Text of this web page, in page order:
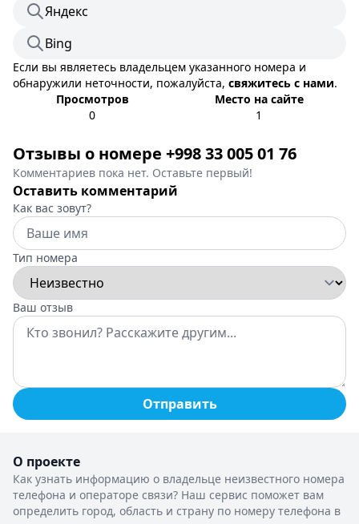
Яндекс
Bing
Если вы являетесь владельцем указанного номера и
обнаружили неточности, пожалуйста, свяжитесь с нами.
Просмотров
0
Место на сайте
1
Отзывы о номере +998 33 005 01 76
Комментариев пока нет. Оставьте первый!
Оставить комментарий
Как вас зовут?
Тип номера
Ваш отзыв
Отправить
О проекте
Как узнать информацию о владельце неизвестного номера
телефона и операторе связи? Наш сервис поможет вам
определить город, область и страну по номеру телефона в